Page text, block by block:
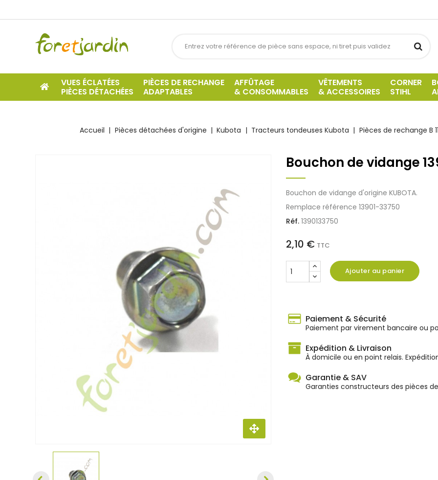
VUES ÉCLATÉES
PIÈCES DÉTACHÉES
PIÈCES DE RECHANGE
ADAPTABLES
AFFÛTAGE
& CONSOMMABLES
VÊTEMENTS
& ACCESSOIRES
CORNER
STIHL
Accueil Pièces détachées d'origine Kubota Tracteurs tondeuses Kubota Pièces de rechange B
Bouchon de vidange
Bouchon de vidange d'origine KUBOTA.
Remplace référence 13901-33750
Réf. 1390133750
2,10 € TTC
Ajouter au panier
Paiement & Sécurité
Paiement par virement bancaire ou
Expédition & Livraison
À domicile ou en point relais.
Garantie & SAV
Garanties constructeurs des pièces